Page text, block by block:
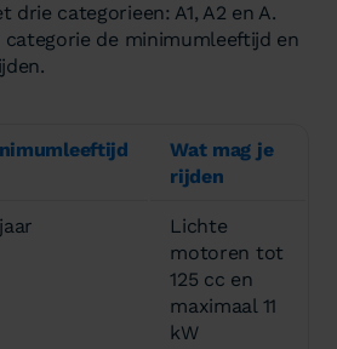
drie categorieen: A1, A2 en A.
categorie de minimumleeftijd en
Wat mag je
rijden
Lichte
motoren tot
125 cc en
maximaal 11
kW